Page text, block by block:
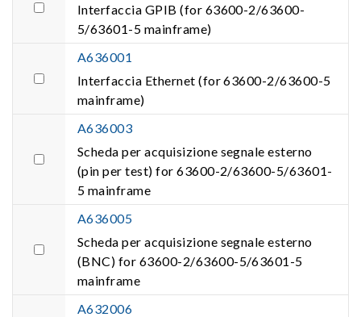
Interfaccia GPIB (for 63600-2/63600-
5/63601-5 mainframe)
A636001
Interfaccia Ethernet (for 63600-2/63600-5
mainframe)
A636003
Scheda per acquisizione segnale esterno
(pin per test) for 63600-2/63600-5/63601-
5 mainframe
A636005
Scheda per acquisizione segnale esterno
(BNC) for 63600-2/63600-5/63601-5
mainframe
A632006